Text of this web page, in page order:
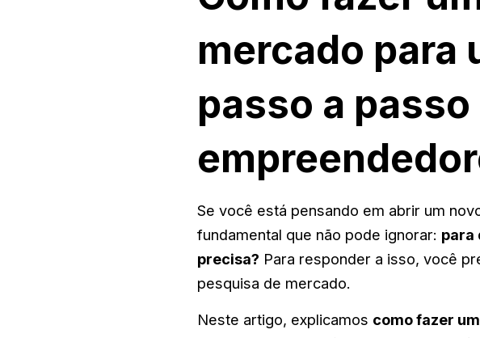
mercado para
passo a passo
Se você está pensando em abrir um
fundamental que não pode ignorar: para
precisa? Para responder a isso, você
pesquisa de mercado.
Neste artigo, explicamos como fazer